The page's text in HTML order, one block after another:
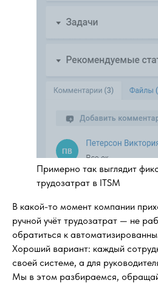
Примерно так выглядит
трудозатрат в ITSM
В какой-то момент компании
ручной учёт трудозатрат — не
обратиться к
Хороший вариант: каждый
своей системе, а для
Мы в этом разбираемся,